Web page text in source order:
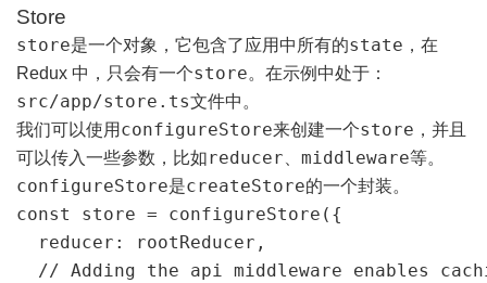
Store
store是一个对象，它包含了应用中所有的state ，在
Redux 中，只会有一个store。在示例中处于：
src/app/store.ts文件中。
我们可以使用 configureStore来创建一个store ，并且
可以传入一些参数，比如reducer middleware等。
configureStore是createStore的一个封装。
const store = configureStore({
  reducer: rootReducer,
// Adding the api middleware enables